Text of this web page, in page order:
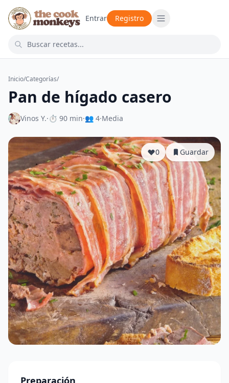
Entrar Registro
Inicio/Categorías/
Pan de hígado casero
Vinos Y.·⏱ 90 min·👥 4·Media
0 Guardar
Preparación